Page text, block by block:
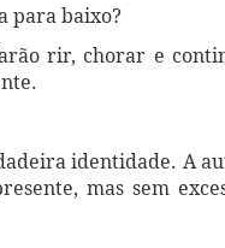
para baixo?
rir, chorar e
identidade. A
mas sem